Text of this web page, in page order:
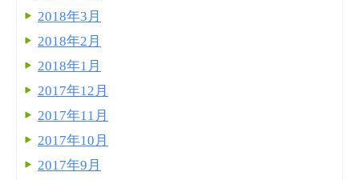
2018年3月
2018年2月
2018年1月
2017年12月
2017年11月
2017年10月
2017年9月